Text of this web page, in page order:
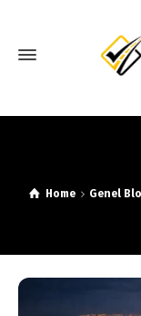
Home Genel